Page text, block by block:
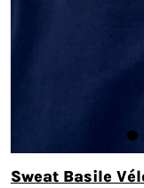
Sweat Basile